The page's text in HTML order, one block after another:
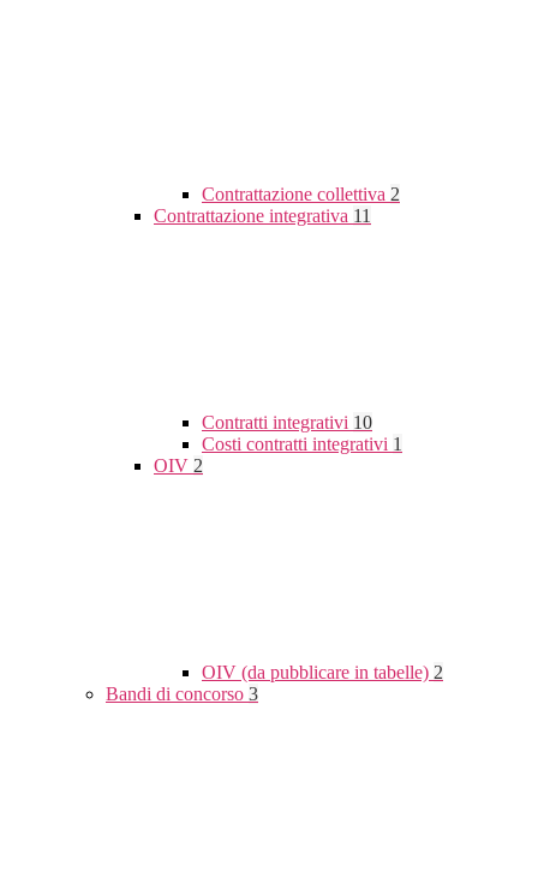
Contrattazione collettiva 2
Contrattazione integrativa 11
Contratti integrativi 10
Costi contratti integrativi 1
OIV 2
OIV (da pubblicare in tabelle) 2
Bandi di concorso 3